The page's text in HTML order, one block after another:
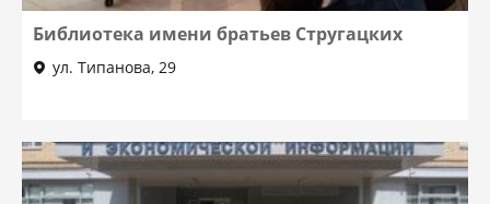
Библиотека имени братьев Стругацких
ул. Типанова, 29